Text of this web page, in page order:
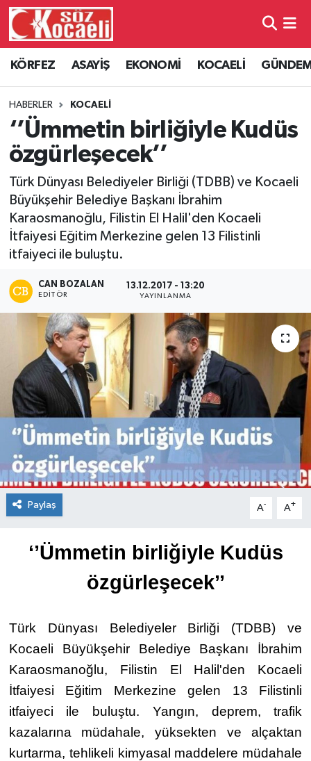
KÖRFEZ ASAYİŞ EKONOMİ KOCAELİ
HABERLER KOCAELİ
‘’Ümmetin birliğiyle Kudüs
özgürleşecek’’
Türk Dünyası Belediyeler Birliği (TDBB) ve Kocaeli
Büyükşehir Belediye Başkanı İbrahim
Karaosmanoğlu, Filistin El Halil'den Kocaeli
İtfaiyesi Eğitim Merkezine gelen 13 Filistinli
itfaiyeci ile buluştu.
CAN BOZALAN
EDITÖR
13.12.2017 - 13:20
YAYINLANMA
Paylaş A- A+
‘’Ümmetin birliğiyle Kudüs
özgürleşecek’’
Türk Dünyası Belediyeler Birliği (TDBB) ve
Kocaeli Büyükşehir Belediye Başkanı İbrahim
Karaosmanoğlu, Filistin El Halil'den Kocaeli
İtfaiyesi Eğitim Merkezine gelen 13 Filistinli
itfaiyeci ile buluştu. Yangın, deprem, trafik
kazalarına müdahale, yüksekten ve alçaktan
kurtarma, tehlikeli kimyasal maddelere müdahale
Kocaeli Hava Durumu
Kocaeli Namaz Vakitleri
Kocaeli Trafik Yoğunluk Haritası
Süper Lig Puan Durumu ve Fikstür
Tüm Manşetler
Haber Arşivi